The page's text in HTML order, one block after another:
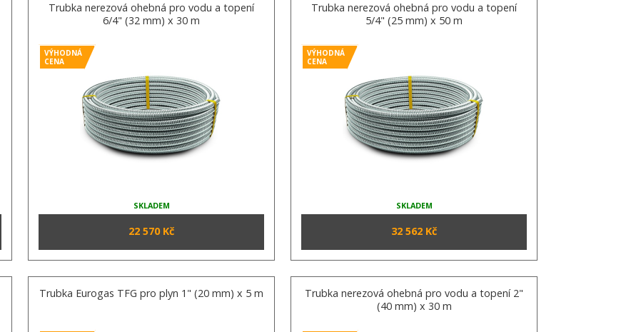
Trubka nerezová ohebná pro vodu a topení
6/4" (32 mm) x 30 m
VÝHODNÁ
CENA
SKLADEM
22 570 Kč
Trubka nerezová ohebná pro vodu a topení
5/4" (25 mm) x 50 m
VÝHODNÁ
CENA
SKLADEM
32 562 Kč
Trubka Eurogas TFG pro plyn 1" (20 mm) x 5 m
Trubka nerezová ohebná pro vodu a topení 2"
(40 mm) x 30 m